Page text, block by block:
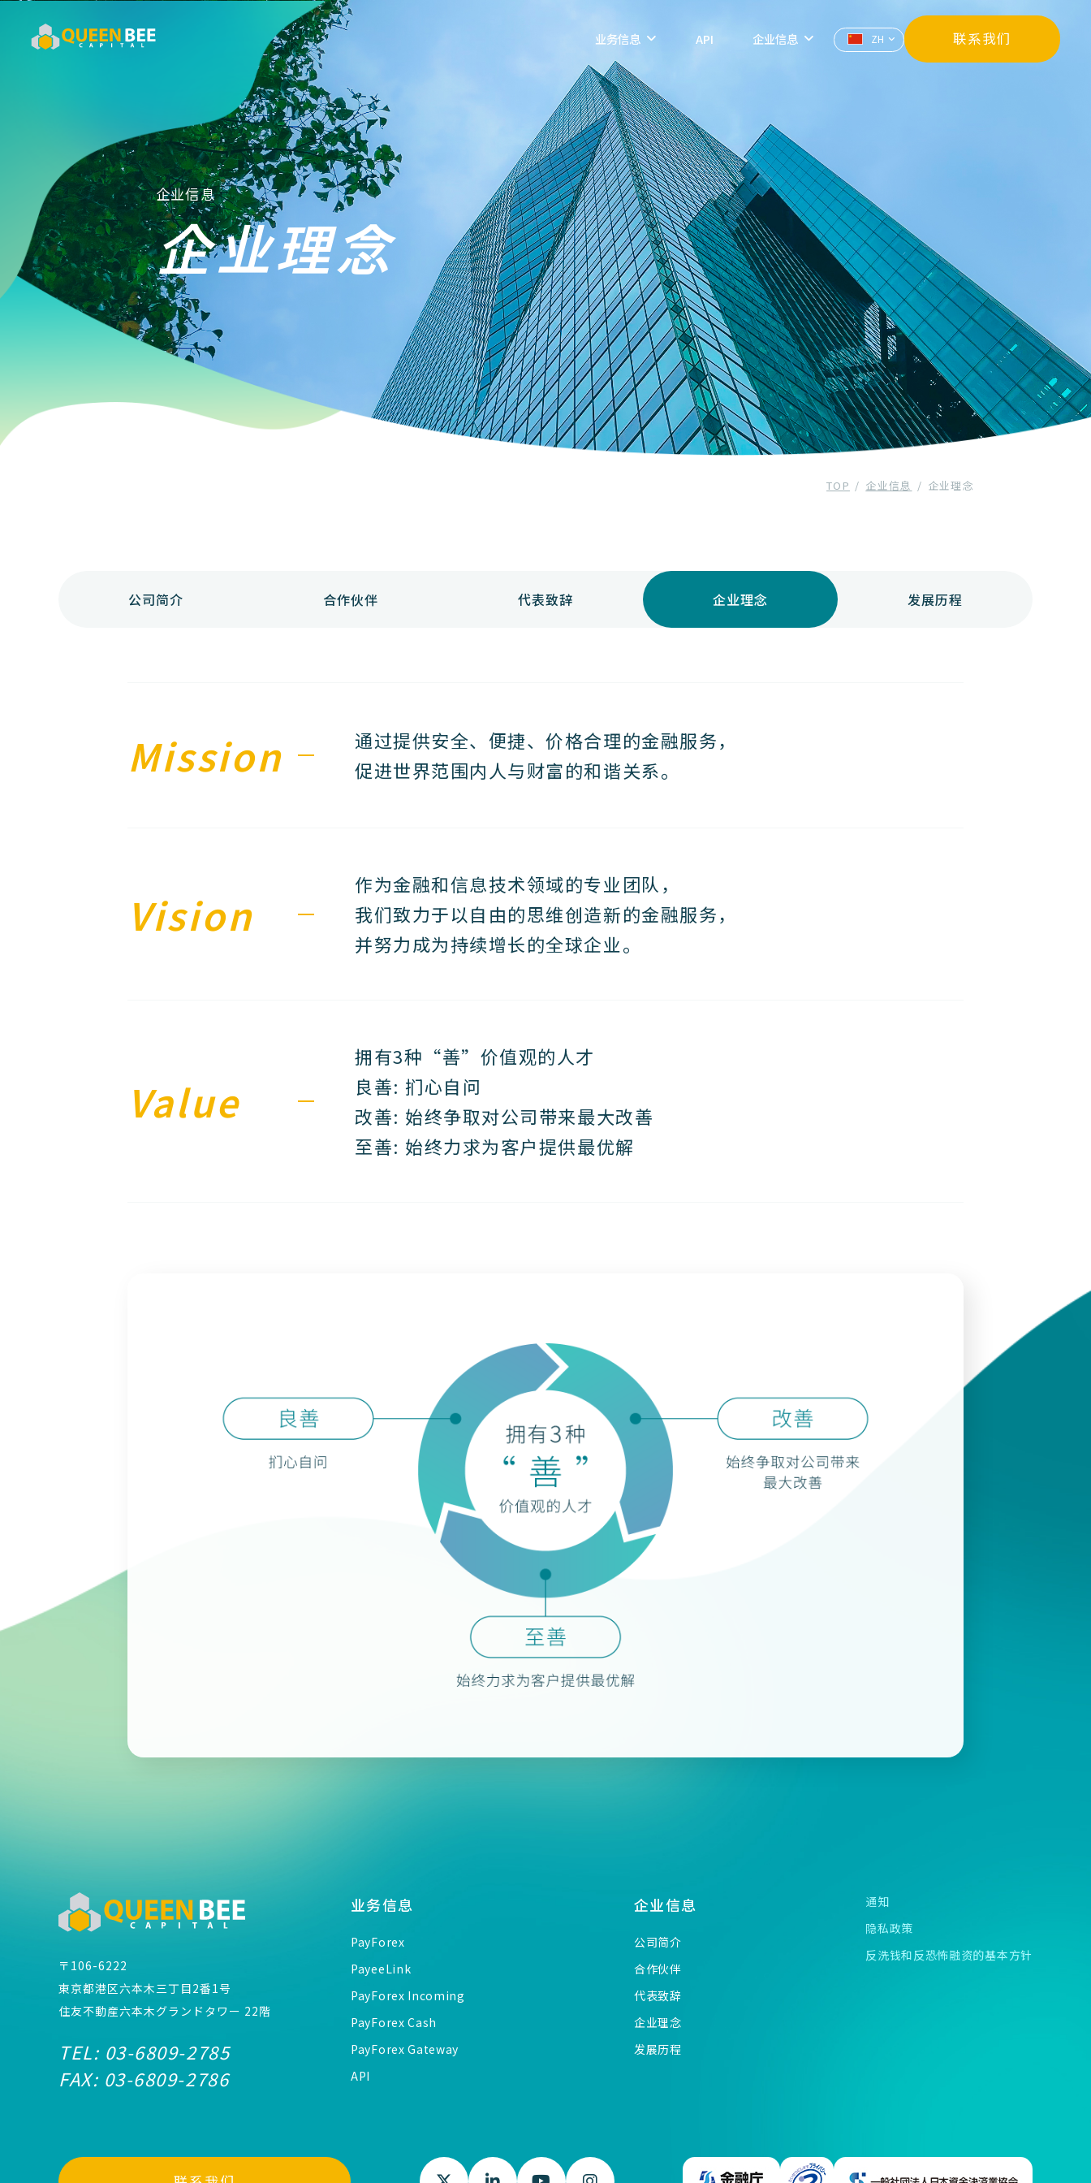
业务信息 API 企业信息
JP
EN
ZH 联系我们
企业信息
企业理念
TOP 企业信息 企业理念
公司简介 合作伙伴 代表致辞 企业理念 发展历程
Mission
通过提供安全、便捷、价格合理的金融服务，
促进世界范围内人与财富的和谐关系。
Vision
作为金融和信息技术领域的专业团队，
我们致力于以自由的思维创造新的金融服务，
并努力成为持续增长的全球企业。
Value
拥有3种“善”价值观的人才
良善: 扪心自问
改善: 始终争取对公司带来最大改善
至善: 始终力求为客户提供最优解
〒106-6222
東京都港区六本木三丁目2番1号
住友不動産六本木グランドタワー 22階
TEL: 03-6809-2785
FAX: 03-6809-2786
业务信息
PayForex
PayeeLink
PayForex Incoming
PayForex Cash
PayForex Gateway
API
企业信息
公司简介
合作伙伴
代表致辞
企业理念
发展历程
通知
隐私政策
反洗钱和反恐怖融资的基本方针